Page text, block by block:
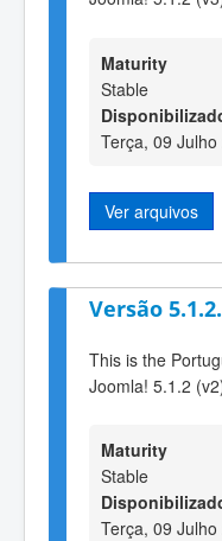
Maturity
Stable
Terça, 09
Ver arquivos
Versão
This is the
Joomla! 5.1.2
Maturity
Stable
Terça, 09